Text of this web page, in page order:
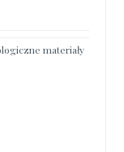
materiały